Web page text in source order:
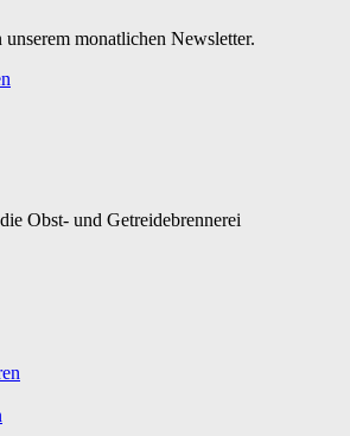
monatlichen Newsletter.
Obst- und Getreidebrennerei